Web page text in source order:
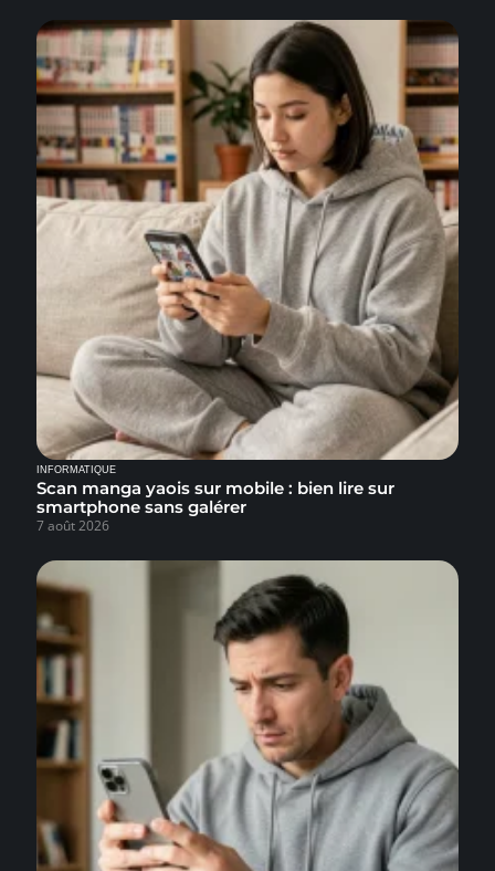
INFORMATIQUE
Scan manga yaois sur mobile : bien lire sur
smartphone sans galérer
7 août 2026